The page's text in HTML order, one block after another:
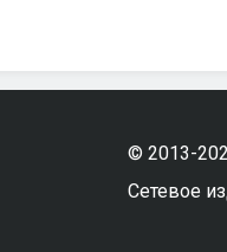
© 2013-
Сетевое